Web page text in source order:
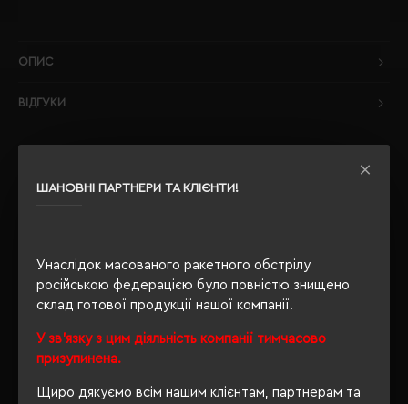
ШАНОВНІ ПАРТНЕРИ ТА КЛІЄНТИ!
Унаслідок масованого ракетного обстрілу
російською федерацією було повністю знищено
склад готової продукції нашої компанії.
У зв'язку з цим діяльність компанії тимчасово
призупинена.
Щиро дякуємо всім нашим клієнтам, партнерам та
ОПИС
ВІДГУКИ